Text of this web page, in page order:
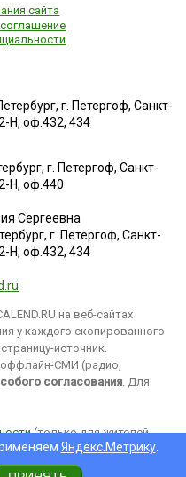
сайта
г. Петергоф, Санкт-
Н, оф.432, 434
г. Петергоф, Санкт-
Н, оф.440
Сергеевна
г. Петергоф, Санкт-
Н, оф.432, 434
на веб-сайтах
у каждого скопированного
источник.
СМИ (радио,
согласования. Для
(только для жителей
Яндекс.Метрику.